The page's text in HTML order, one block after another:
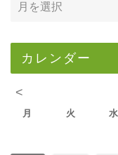
カレンダー
<
月 火 水